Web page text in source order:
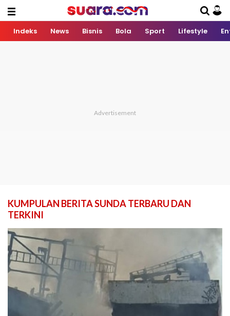
Indeks News Bisnis Bola Sport Lifestyle
KUMPULAN BERITA SUNDA TERBARU DAN
TERKINI